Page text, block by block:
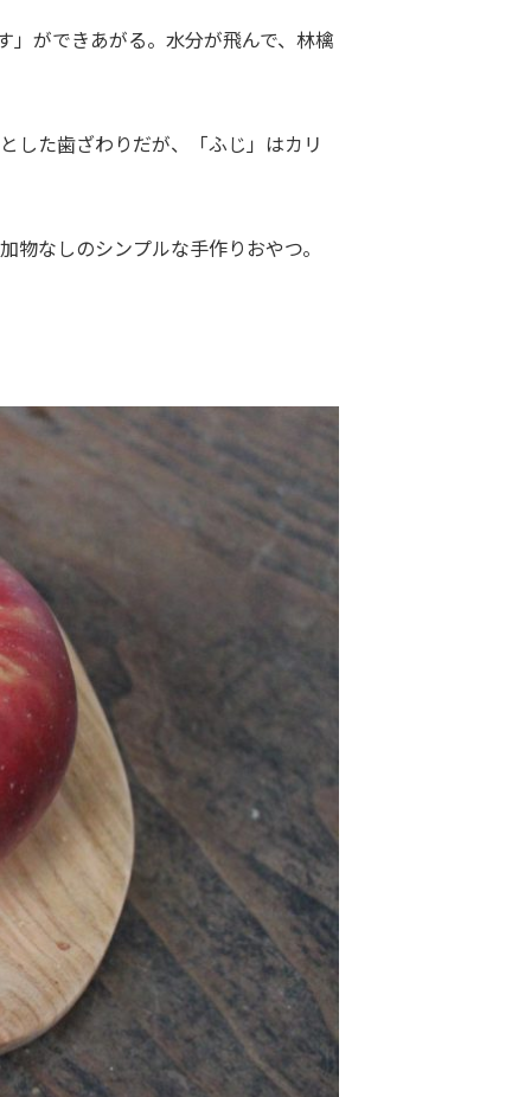
ができあがる。水分が飛んで、林檎
した歯ざわりだが、「ふじ」はカリ
なしのシンプルな手作りおやつ。